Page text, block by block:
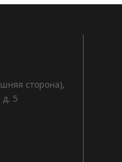
сторона),
д. 5